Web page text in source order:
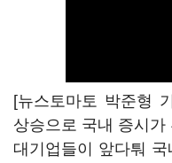
[뉴스토마토 박준형
상승으로 국내 증시가
대기업들이 앞다퉈